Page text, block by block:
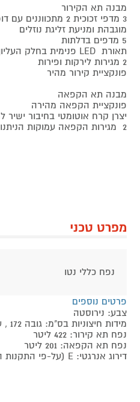
מבנה תא הקירור
3 מדפי זכוכית 2 מתכווננים עם דופן
מוגבהת ומניעת זליגת נוזלים
5 מדפים בדלתות
תאורת LED פנימית בחלק העליון ובדפנות המקרר
2 מגירות לירקות ופירות
פונקציית קירור מהיר
מבנה תא הקפאה
פונקציית הקפאה מהירה
יצרן קרח אוטומטי בחיבור
2 מגירות הקפאה עמוקות הניתנות לחלוקה
מפרט טכני
נפח כללי נטו
פרטים נוספים
צבע: נירוסטה
מידות חיצוניות בס"מ: גובה 172 , עומק 80.5 , רוחב 79.4
נפח תא קירור: 422 ליטר
נפח תא הקפאה: 201 ליטר
דירוג אנרגטי: E (על-פי התקנות החדשות)